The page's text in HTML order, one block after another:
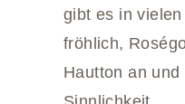
gibt es in
fröhlich,
Hautton an